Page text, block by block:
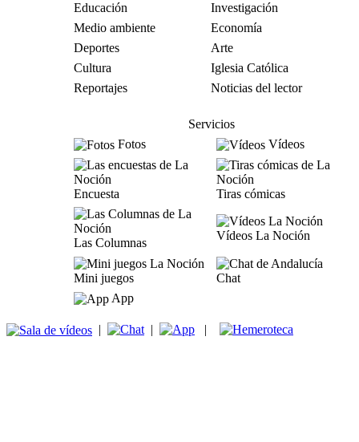
Educación
Investigación
Medio ambiente
Economía
Deportes
Arte
Cultura
Iglesia Católica
Reportajes
Noticias del lector
Servicios
Fotos
Vídeos
Encuesta Tiras cómicas
Las Columnas
Vídeos La Noción
Mini juegos
Chat
App
| | |